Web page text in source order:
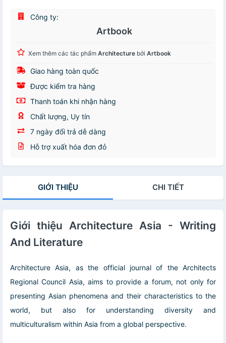
Công ty:
Artbook
Xem thêm các tác phẩm Architecture bởi Artbook
Giao hàng toàn quốc
Được kiểm tra hàng
Thanh toán khi nhận hàng
Chất lượng, Uy tín
7 ngày đổi trả dễ dàng
Hỗ trợ xuất hóa đơn đỏ
GIỚI THIỆU CHI TIẾT
Giới thiệu Architecture Asia - Writing
And Literature
Architecture Asia, as the official journal of the Architects
Regional Council Asia, aims to provide a forum, not only for
presenting Asian phenomena and their characteristics to the
world, but also for understanding diversity and
multiculturalism within Asia from a global perspective.